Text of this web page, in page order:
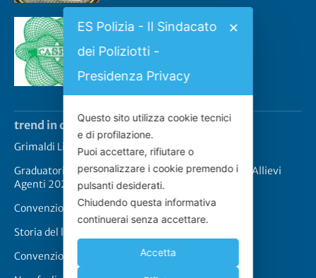
Convenzione CASPIE 2023
trend in questo momento
Grimaldi Lines – Rinnovo convenzione
Graduatoria definitiva prove scritte concorso 2517 Allievi
Agenti 2025
Convenzione CASPIE 2023
Storia del logo de “Lo Scudo”
Convenzione Cappellari-Lo Scudo
ES Polizia - Il Sindacato
dei Poliziotti -
Presidenza Privacy
✕
Questo sito utilizza cookie tecnici
e di profilazione.
Puoi accettare, rifiutare o
personalizzare i cookie premendo i
pulsanti desiderati.
Chiudendo questa informativa
continuerai senza accettare.
Accetta